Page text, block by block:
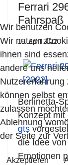
Ferrari
Fahrspaß
19. April 2022
Berlinetta-
Konzept mit
gts
die Idee
Emotionen
Wir benutzen
Wir nutzen
ihnen sind
andere uns
Nutzererfahrung
können selbst
zulassen
Ablehnung
der Seite zur
Akzeptieren